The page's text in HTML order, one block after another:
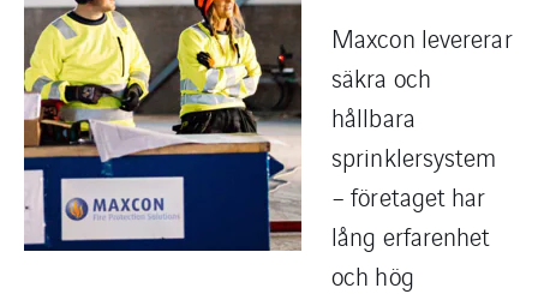
Maxcon levererar
säkra och
hållbara
sprinklersystem
– företaget har
lång erfarenhet
och hög